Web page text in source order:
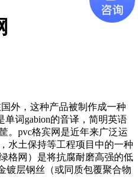
外，这种产品被制作成一种
单词gabion的音译，简明英语
。pvc格宾网是近年来广泛运
水土保持等工程项目中的一种
格网）是将抗腐耐磨高强的低
镀层钢丝（或同质包覆聚合物